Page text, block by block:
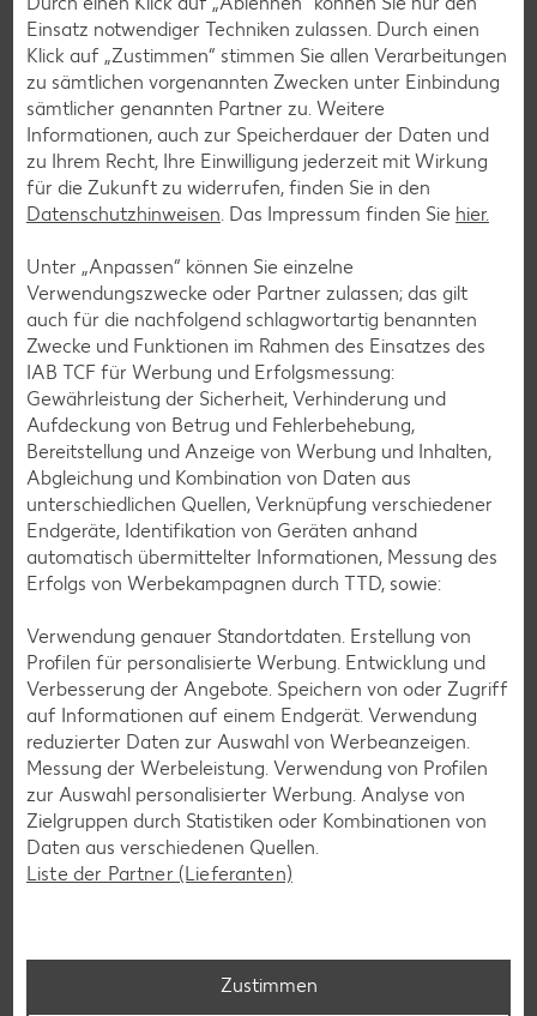
Newsletter-Anmeldung
Abonnenten profitieren von vielen Vorteilen wie den besten
Wochenstart sowie Aktionen und Gewinnspielen.
Zur Anmeldung
Messenger-Services – Jetzt kostenlos
anmelden
Mit unserem Messenger-Service erhältst du wöchentlich
unseren aktuellen Prospekt mit den neuesten Angeboten
per Messenger-App, Telegram, WhatsApp, Signal, Threema
Einsatz notwendiger Techniken zulassen. Durch einen
Klick auf „Zustimmen“ stimmen Sie allen Verarbeitungen
zu sämtlichen vorgenannten Zwecken unter Einbindung
sämtlicher genannten Partner zu. Weitere
Informationen, auch zur Speicherdauer der Daten und
zu Ihrem Recht, Ihre Einwilligung jederzeit mit Wirkung
für die Zukunft zu widerrufen, finden Sie in den
Datenschutzhinweisen. Das Impressum finden Sie hier.
Unter „Anpassen“ können Sie einzelne
Verwendungszwecke oder Partner zulassen; das gilt
auch für die nachfolgend schlagwortartig benannten
Zwecke und Funktionen im Rahmen des Einsatzes des
IAB TCF für Werbung und Erfolgsmessung:
Gewährleistung der Sicherheit, Verhinderung und
Aufdeckung von Betrug und Fehlerbehebung,
Bereitstellung und Anzeige von Werbung und Inhalten,
Abgleichung und Kombination von Daten aus
unterschiedlichen Quellen, Verknüpfung verschiedener
Endgeräte, Identifikation von Geräten anhand
automatisch übermittelter Informationen, Messung des
Erfolgs von Werbekampagnen durch TTD, sowie:
Verwendung genauer Standortdaten. Erstellung von
Profilen für personalisierte Werbung. Entwicklung und
Verbesserung der Angebote. Speichern von oder Zugriff
auf Informationen auf einem Endgerät. Verwendung
reduzierter Daten zur Auswahl von Werbeanzeigen.
Messung der Werbeleistung. Verwendung von Profilen
zur Auswahl personalisierter Werbung. Analyse von
Zielgruppen durch Statistiken oder Kombinationen von
Daten aus verschiedenen Quellen.
Liste der Partner (Lieferanten)
Zustimmen